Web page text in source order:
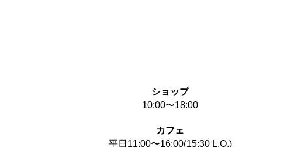
ショップ
10:00〜18:00
カフェ
平日11:00〜16:00(15:30 L.O.)